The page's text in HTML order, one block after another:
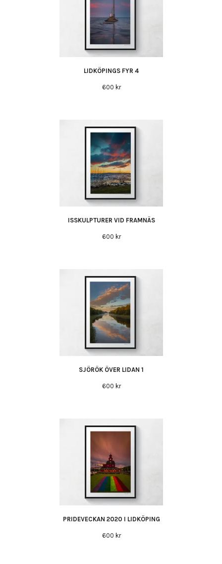
LIDKÖPINGS FYR 4
600 kr
ISSKULPTURER VID FRAMNÄS
600 kr
SJÖRÖK ÖVER LIDAN 1
600 kr
PRIDEVECKAN 2020 I LIDKÖPING
600 kr